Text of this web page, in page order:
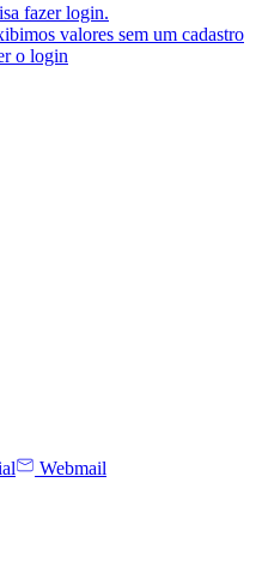
fazer login.
valores sem um cadastro
o login
Webmail